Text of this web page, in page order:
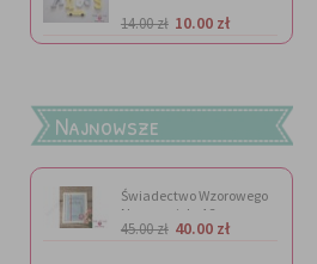
14.00 zł 10.00 zł
Najnowsze
Świadectwo Wzorowego
Nauczyciela A3
45.00 zł 40.00 zł